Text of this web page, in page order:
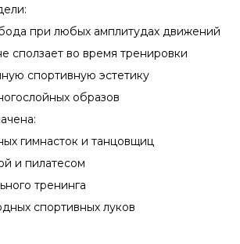
при любых амплитудах движений
сползает во время тренировки
спортивную эстетику
образов
гимнасток и танцовщиц
и пилатесом
тренинга
спортивных луков